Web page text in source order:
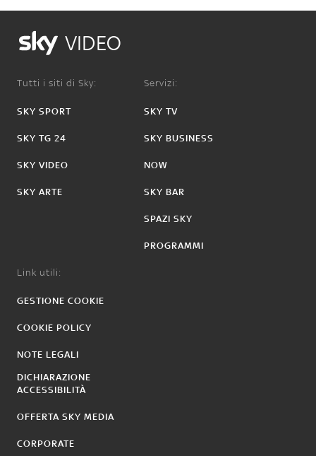
VIDEO
Tutti i siti di Sky:
SKY SPORT
SKY TG 24
SKY VIDEO
SKY ARTE
Servizi:
SKY TV
SKY BUSINESS
NOW
SKY BAR
SPAZI SKY
PROGRAMMI
Link utili:
GESTIONE COOKIE
COOKIE POLICY
NOTE LEGALI
DICHIARAZIONE
ACCESSIBILITÀ
OFFERTA SKY MEDIA
CORPORATE